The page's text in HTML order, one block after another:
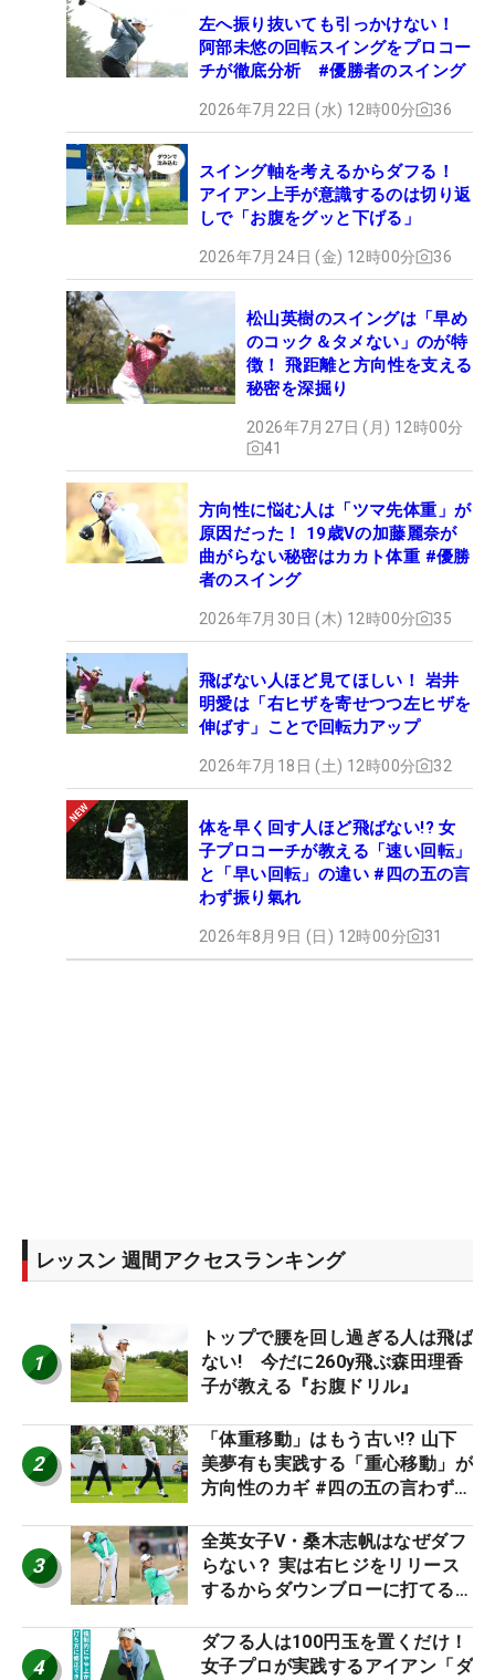
左へ振り抜いても引っかけない！
阿部未悠の回転スイングをプロコー
チが徹底分析 #優勝者のスイング
2026年7月22日 (水) 12時00分 36
スイング軸を考えるからダフる！
アイアン上手が意識するのは切り返
しで「お腹をグッと下げる」
2026年7月24日 (金) 12時00分 36
松山英樹のスイングは「早め
のコック＆タメない」のが特
徴！ 飛距離と方向性を支える
秘密を深掘り
2026年7月27日 (月) 12時00分
41
方向性に悩む人は「ツマ先体重」が
原因だった！ 19歳Vの加藤麗奈が
曲がらない秘密はカカト体重 #優勝
者のスイング
2026年7月30日 (木) 12時00分 35
飛ばない人ほど見てほしい！ 岩井
明愛は「右ヒザを寄せつつ左ヒザを
伸ばす」ことで回転力アップ
2026年7月18日 (土) 12時00分 32
体を早く回す人ほど飛ばない!? 女
子プロコーチが教える「速い回転」
と「早い回転」の違い #四の五の言
わず振り氣れ
2026年8月9日 (日) 12時00分 31
レッスン 週間アクセスランキング
1
トップで腰を回し過ぎる人は飛ば
ない! 今だに260y飛ぶ森田理香
子が教える『お腹ドリル』
2
「体重移動」はもう古い!? 山下
美夢有も実践する「重心移動」が
方向性のカギ #四の五の言わず振
3
全英女子V・桑木志帆はなぜダフ
らない？ 実は右ヒジをリリース
するからダウンブローに打てる #
4
ダフる人は100円玉を置くだけ！
女子プロが実践するアイアン「ダ